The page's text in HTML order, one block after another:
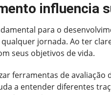
influencia
para o
jornada. Ao ter
seus objetivos de vida.
ferramentas de avaliação
a entender diferentes